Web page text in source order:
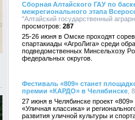
Сборная Алтайского ГАУ по
межрегионального этапа
"Алтайский государственный
287
25-26 июня в Омске проходят
спартакиады «АгроЛига» среди
подведомственных Минсельхозу
федеральных округов.
Фестиваль «809» станет
премии «КАРДО» в Челябинске ,
27 июня в Челябинске проект
«Уличная классика» и
развития уличной культуры и